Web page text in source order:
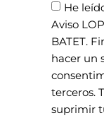
He
Aviso
BATET.
hacer un
terceros.
suprimir